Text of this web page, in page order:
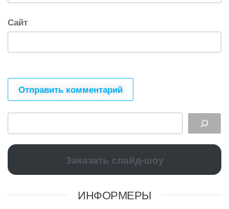
Сайт
Заказать слайд-шоу
ИНФОРМЕРЫ